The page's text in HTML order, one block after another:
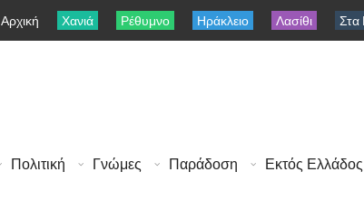
Αρχική Χανιά Ρέθυμνο Ηράκλειο Λασίθι Στα
Πολιτική Γνώμες Παράδοση
Εκτός Ελλάδος